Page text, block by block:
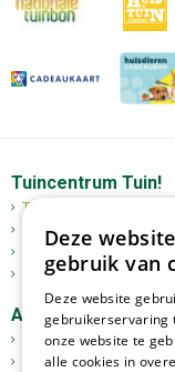
Tuincentrum Tuin!
Tuincentrum
Mediterrane bomen
Tuinplanten
Kerst
Assortiment
Tuinplanten
Kamerplanten
Deze
gebruik van
Deze website
gebruikerservaring
onze website te
alle cookies in